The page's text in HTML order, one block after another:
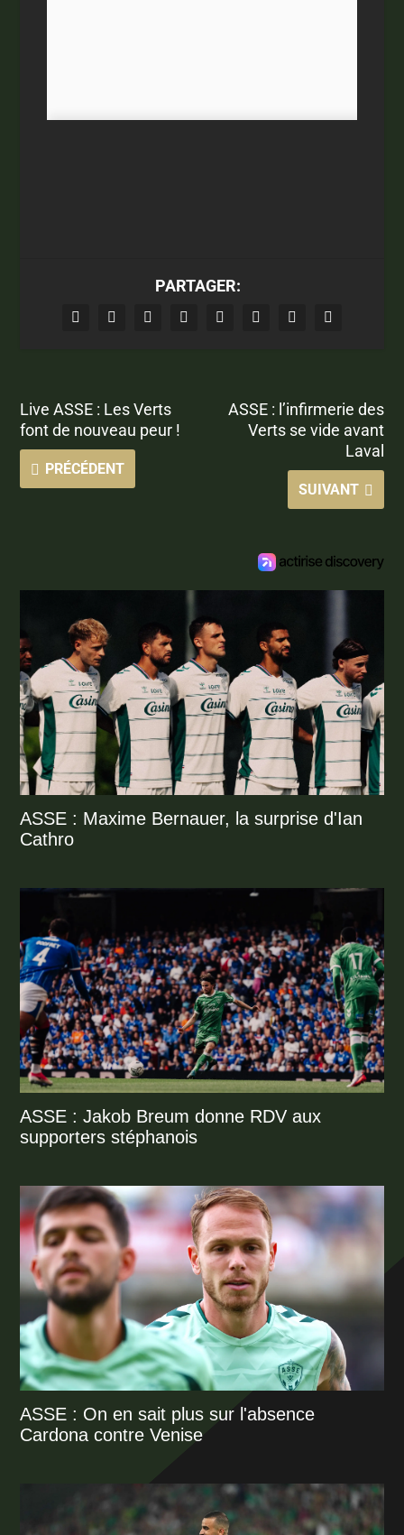
PARTAGER:
Live ASSE : Les Verts
font de nouveau peur !
PRÉCÉDENT
ASSE : l’infirmerie des
Verts se vide avant
Laval
SUIVANT
ASSE : Maxime Bernauer, la surprise d'Ian
Cathro
ASSE : Jakob Breum donne RDV aux
supporters stéphanois
ASSE : On en sait plus sur l'absence
Cardona contre Venise